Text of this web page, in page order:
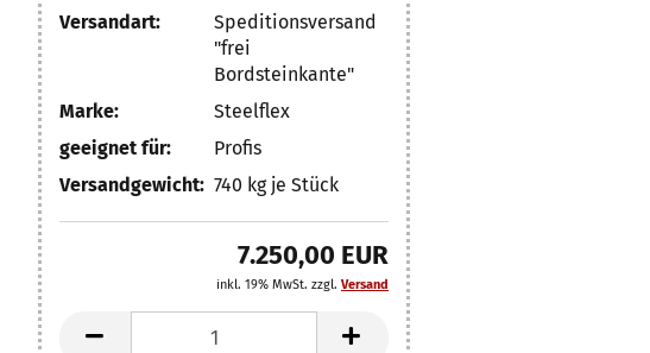
Versandart:
Speditionsversand
"frei
Bordsteinkante"
Marke:
Steelflex
geeignet für:
Profis
Versandgewicht: 740 kg je Stück
7.250,00 EUR
inkl. 19% MwSt. zzgl. Versand